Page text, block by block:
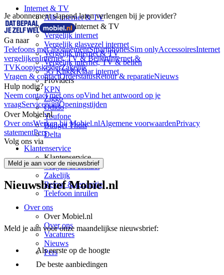
Internet & TV
Alle internet & TV
Vergelijk Internet & TV
Vergelijk internet
Vergelijk glasvezel internet
Vergelijk internet & TV
Vergelijk internet, TV & bellen
5G Klik&Klaar internet
Providers
KPN
Ziggo
Odido
Youfone
Budget Thuis
Delta
Klantenservice
Klantenservice
Vragen & contact
Zakelijk
Retour & reparatie
Telefoon inruilen
Over ons
Over Mobiel.nl
Over ons
Vacatures
Nieuws
Pers
Je abonnement slapend laten verlengen bij je provider?
Ga naar
Telefoons met abonnementSmartphonesSim onlyAccessoiresInternet
vergelijkenInternet, TV & BellenInternet &
TVKoopjeskelderZakelijk
Vragen & contactOrderstatusRetour & reparatieNieuws
Hulp nodig?
Neem contact met ons opVind het antwoord op je
vraagServicepuntOpeningstijden
Over Mobiel.nl
Over onsWerken bij Mobiel.nlAlgemene voorwaardenPrivacy
statementPers
Volg ons via
Meld je aan voor de nieuwsbrief
Nieuwsbrief Mobiel.nl
Meld je aan voor onze maandelijkse nieuwsbrief:
Als eerste op de hoogte
De beste aanbiedingen